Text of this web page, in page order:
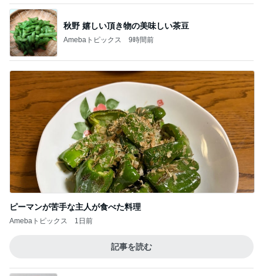
秋野 嬉しい頂き物の美味しい茶豆
Amebaトピックス 9時間前
ピーマンが苦手な主人が食べた料理
Amebaトピックス 1日前
記事を読む